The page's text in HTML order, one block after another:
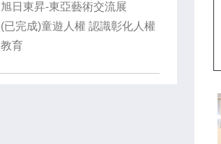
旭日東昇-東亞藝術交流展
(已完成)童遊人權 認識彰化人權
教育